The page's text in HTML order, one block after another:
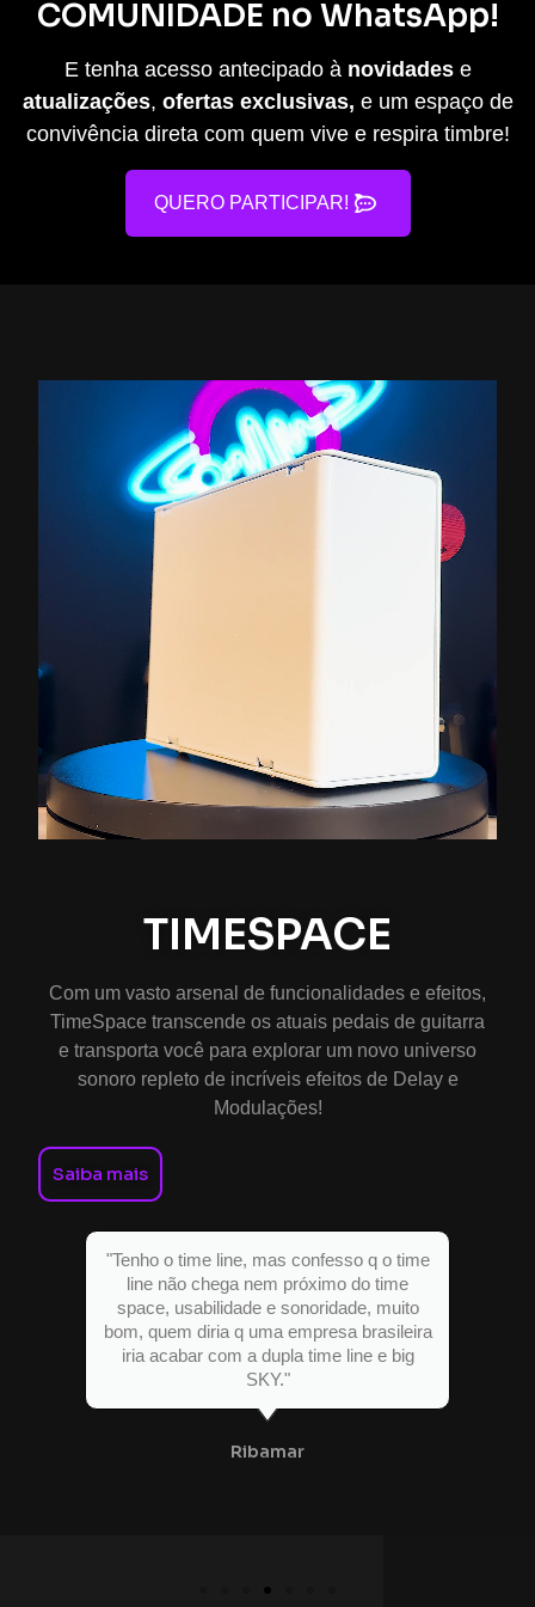
COMUNIDADE no WhatsApp!
E tenha acesso antecipado à novidadese
atualizações, ofertas exclusivas, e um espaço de
convivência direta com quem vive e respira timbre!
QUERO PARTICIPAR!
TIMESPACE
Com um vasto arsenal de funcionalidades e efeitos,
TimeSpace transcende os atuais pedais de guitarra
e transporta você para explorar um novo universo
sonoro repleto de incríveis efeitos de Delay e
Modulações!
Saiba mais
"Essa opção da saída TRS é
maravilhosa, economiza cabos e fica
muito mais prático pra usar no loop de
efeitos de uma pedaleira"
@pabloeduardo